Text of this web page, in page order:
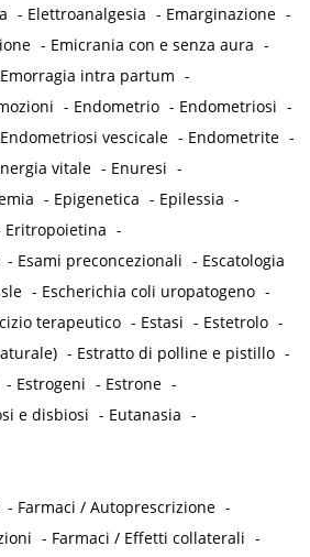
- Elettroanalgesia - Emarginazione -
- Emicrania con e senza aura -
Emorragia intra partum -
- Endometrio - Endometriosi -
Endometriosi vescicale - Endometrite -
vitale - Enuresi -
- Epigenetica - Epilessia -
Eritropoietina -
- Esami preconcezionali - Escatologia
- Escherichia coli uropatogeno -
terapeutico - Estasi - Estetrolo -
- Estratto di polline e pistillo -
- Estrogeni - Estrone -
e disbiosi - Eutanasia -
- Farmaci / Autoprescrizione -
- Farmaci / Effetti collaterali -